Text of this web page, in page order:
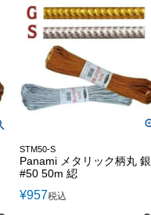
STM50-S
Panami メタリック柄丸 銀
#50 50m 綛
¥957税込